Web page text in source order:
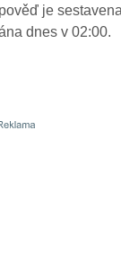
je
dnes v 02:00.